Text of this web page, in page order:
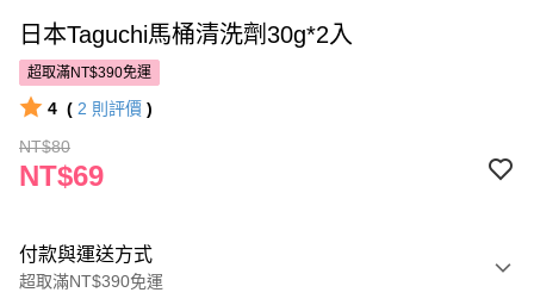
日本Taguchi馬桶清洗劑30g*2入
超取滿NT$390免運
4 ( 2 則評價 )
NT$80
NT$69
付款與運送方式
超取滿NT$390免運